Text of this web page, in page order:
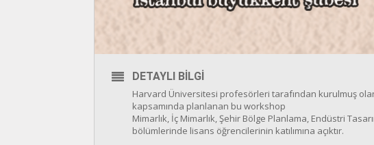
DETAYLI BILGI
Harvard Üniversitesi profesörleri tarafından kurulmuş
kapsamında planlanan bu workshop
Mimarlık, İç Mimarlık, Şehir Bölge Planlama, Endüstri
bölümlerinde lisans öğrencilerinin katılımına açıktır.